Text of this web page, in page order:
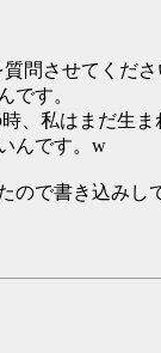
問させてくだ
です。
私はまだ生
んです。w
で書き込みし